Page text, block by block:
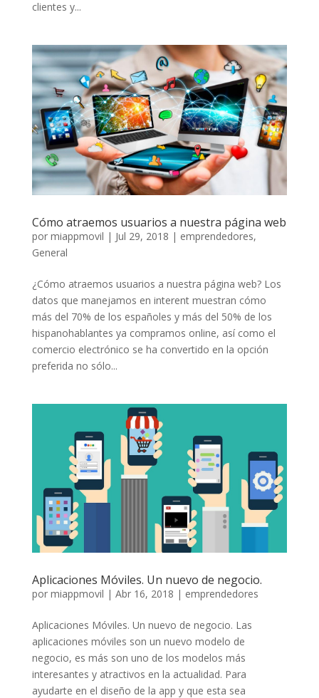
clientes y...
Cómo atraemos usuarios a nuestra página web
por miappmovil | Jul 29, 2018 | emprendedores,
General
¿Cómo atraemos usuarios a nuestra página web? Los
datos que manejamos en interent muestran cómo
más del 70% de los españoles y más del 50% de los
hispanohablantes ya compramos online, así como el
comercio electrónico se ha convertido en la opción
preferida no sólo...
Aplicaciones Móviles. Un nuevo de negocio.
por miappmovil | Abr 16, 2018 | emprendedores
Aplicaciones Móviles. Un nuevo de negocio. Las
aplicaciones móviles son un nuevo modelo de
negocio, es más son uno de los modelos más
interesantes y atractivos en la actualidad. Para
ayudarte en el diseño de la app y que esta sea